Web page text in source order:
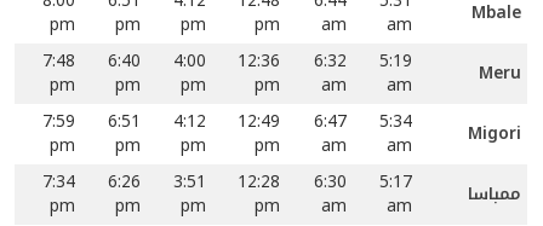
Mbale
am
am
pm
pm
pm
pm
Meru
5:19
am
6:32
am
12:36
pm
4:00
pm
6:40
pm
7:48
pm
Migori
5:34
am
6:47
am
12:49
pm
4:12
pm
6:51
pm
7:59
pm
ممباسا
5:17
am
6:30
am
12:28
pm
3:51
pm
6:26
pm
7:34
pm